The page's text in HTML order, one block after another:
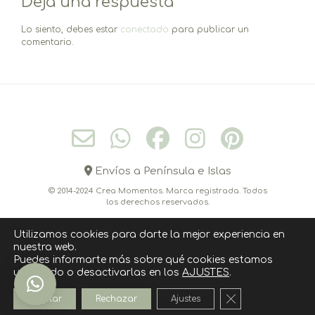
Lo siento, debes estar conectado para publicar un
comentario.
Envíos a Península e Islas
© 2014-2024 Crea Momentos. Marca registrada. Todos
los derechos reservados.
CONÓCEME CONTACTO
CÓMO COMPRAR
POLITICA DE COOKIES
AVISO LEGAL
POLÍTICA DE PRIVACIDAD
››››› SUSCRIPCIÓN NEWSLETTER ‹‹‹‹‹
Utilizamos cookies para darte la mejor experiencia en
nuestra web.
Puedes informarte más sobre qué cookies estamos
utilizando o desactivarlas en los AJUSTES.
Aceptar Rechazar Ajustes Cerrar el banner